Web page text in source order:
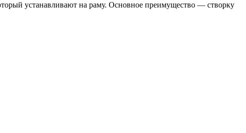
устанавливают на раму. Основное преимущество — створку